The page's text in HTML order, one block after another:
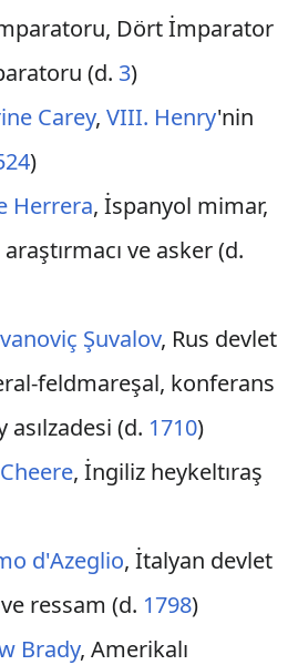
Dört İmparator
(d. 3)
Carey, VIII. Henry'nin
)
Herrera, İspanyol mimar,
ve asker (d.
Şuvalov, Rus devlet
feldmareşal, konferans
(d. 1710)
, İngiliz heykeltıraş
d'Azeglio, İtalyan devlet
ressam (d. 1798)
Brady, Amerikalı